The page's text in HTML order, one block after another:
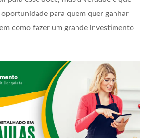
para quem quer ganhar
como fazer um grande investimento